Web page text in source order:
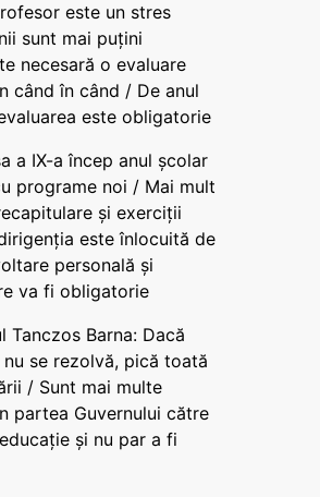
este un stres
sunt mai puțini
necesară o evaluare
când în când / De anul
este obligatorie
a IX-a încep anul școlar
programe noi / Mai mult
și exerciții
este înlocuită de
personală și
va fi obligatorie
Tanczos Barna: Dacă
se rezolvă, pică toată
/ Sunt mai multe
partea Guvernului către
și nu par a fi